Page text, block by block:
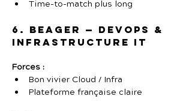
Time-to-match plus long
6. Beager — DevOps &
Infrastructure IT
Forces :
Bon vivier Cloud / Infra
Plateforme française claire